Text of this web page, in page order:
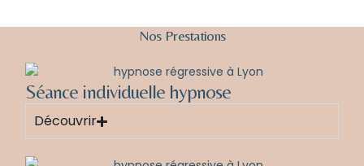
Nos Prestations
Séance individuelle hypnose
Découvrir